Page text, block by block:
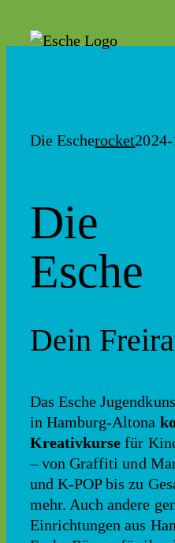
Inhalt
Die Escherocket
Die
Esche
Dein
Das Esche
in Hamburg-Altona
Kreativkurse für
– von Graffiti und
und K-POP bis zu
mehr. Auch andere
Einrichtungen aus